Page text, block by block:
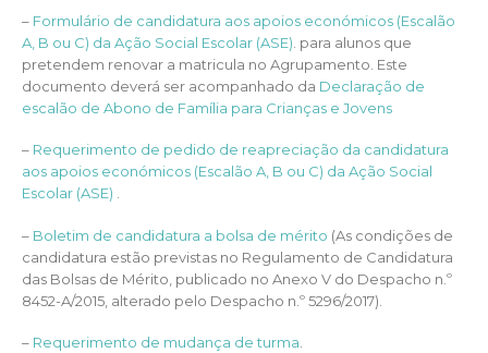
– Formulário de candidatura aos apoios económicos (Escalão
A, B ou C) da Ação Social Escolar (ASE) . para alunos que
pretendem renovar a matricula no Agrupamento. Este
documento deverá ser acompanhado da Declaração de
escalão de Abono de Família para Crianças e Jovens
– Requerimento de pedido de reapreciação da candidatura
aos apoios económicos (Escalão A, B ou C) da Ação Social
Escolar (ASE)
– Boletim de candidatura a bolsa de mérito (As condições de
candidatura estão previstas no Regulamento de Candidatura
das Bolsas de Mérito, publicado no Anexo V do Despacho n.º
8452-A/2015, alterado pelo Despacho n.º 5296/2017).
– Requerimento de mudança de turma.